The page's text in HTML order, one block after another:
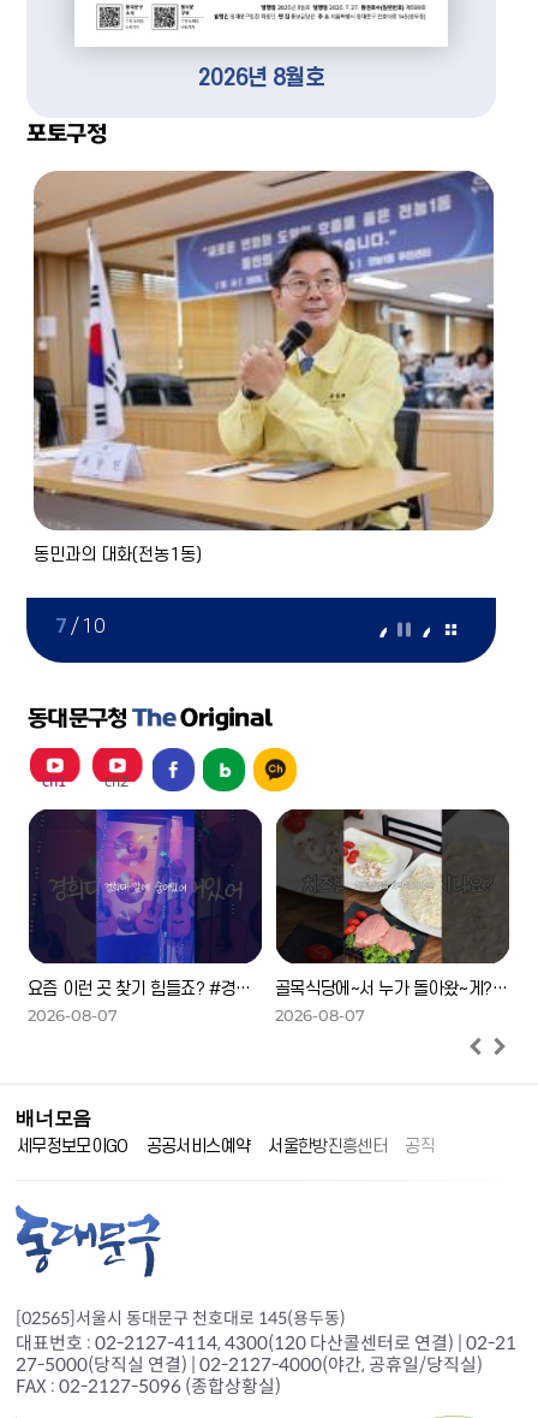
2026년 8월호
포토구정
취약계층 주거현장 방문
8 / 10
동대문구청 TheOriginal
ch1 ch2
요즘 이런 곳 찾기 힘들죠? #경희대 #동대문구 #라이브카페 #기타 #힐링
2026-08-07
골목식당에~서 누가 돌아왔~게? #고대맛집 #동대문구 #수제돈까스 #가성비맛집 #치즈밥 #고물가맛집
2026-08-07
배너모음
공공서비스예약 서울한방진흥센터 공직비리 익명신고 공공기관 채용비
[02565]서울시 동대문구 천호대로 145(용두동)
대표번호 : 02-2127-4114, 4300(120 다산콜센터로 연결) | 02-21
27-5000(당직실 연결) | 02-2127-4000(야간, 공휴일/당직실)
FAX : 02-2127-5096 (종합상황실)